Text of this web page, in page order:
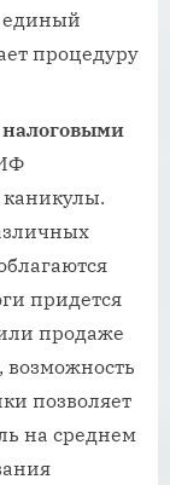
единый
процедуру
налоговыми
каникулы.
придется
продаже
позволяет
на среднем